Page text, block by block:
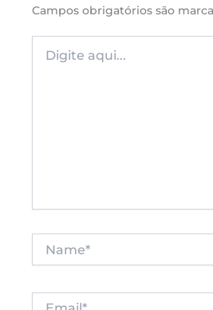
Campos obrigatórios são
aqui...